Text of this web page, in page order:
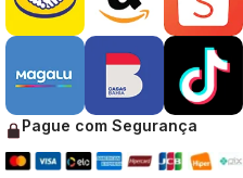
Pague com Segurança